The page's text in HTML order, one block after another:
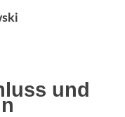
und